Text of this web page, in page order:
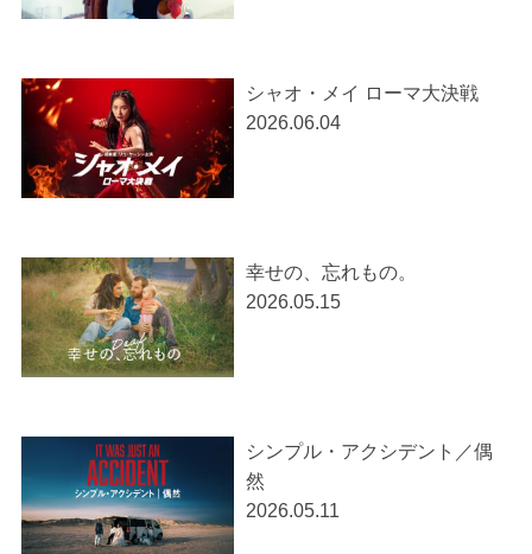
シャオ・メイ ローマ大決戦
2026.06.04
幸せの、忘れもの。
2026.05.15
シンプル・アクシデント／偶
然
2026.05.11